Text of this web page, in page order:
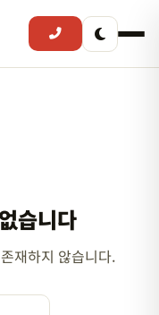
습니다
재하지 않습니다.